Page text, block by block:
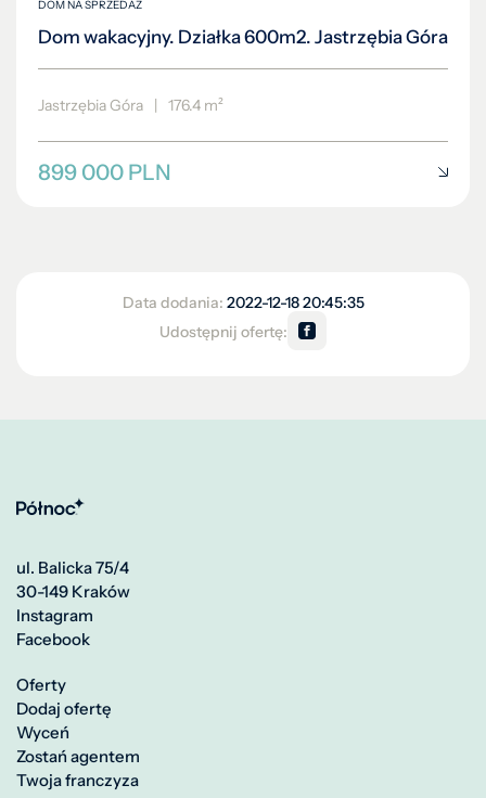
DOM NA SPRZEDAŻ
Dom wakacyjny. Działka 600m2. Jastrzębia Góra
Jastrzębia Góra | 176.4 m²
899 000 PLN
Data dodania: 2022-12-18 20:45:35
Udostępnij ofertę:
ul. Balicka 75/4
30-149 Kraków
Instagram
Facebook
Oferty
Dodaj ofertę
Wyceń
Zostań agentem
Twoja franczyza